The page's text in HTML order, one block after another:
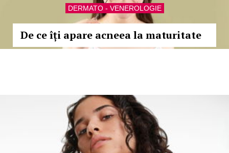
DERMATO - VENEROLOGIE
De ce îți apare acneea la maturitate